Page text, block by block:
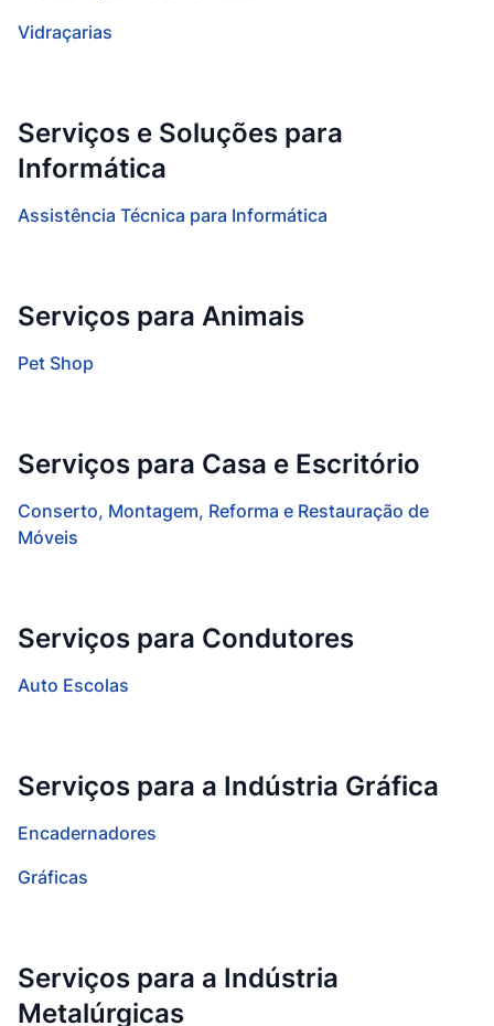
Vidraçarias
Serviços e Soluções para
Informática
Assistência Técnica para Informática
Serviços para Animais
Pet Shop
Serviços para Casa e Escritório
Conserto, Montagem, Reforma e Restauração de
Móveis
Serviços para Condutores
Auto Escolas
Serviços para a Indústria Gráfica
Encadernadores
Gráficas
Serviços para a Indústria
Metalúrgicas